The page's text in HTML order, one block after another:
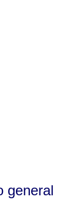
general